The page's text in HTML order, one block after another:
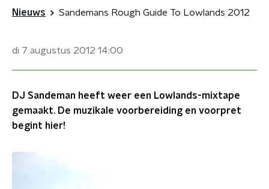
Nieuws Sandemans Rough Guide To Lowlands 2012
di 7 augustus 2012 14:00
DJ Sandeman heeft weer een Lowlands-mixtape
gemaakt. De muzikale voorbereiding en voorpret
begint hier!